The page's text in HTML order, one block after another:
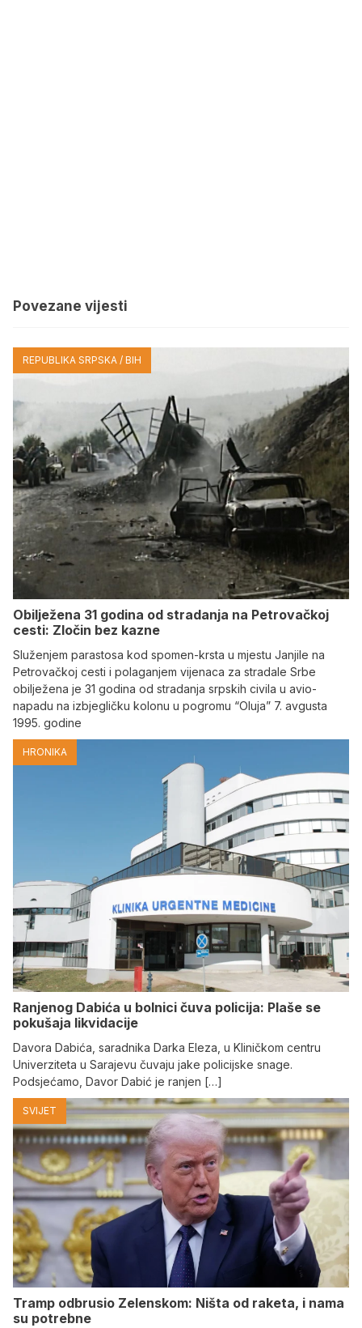
Povezane vijesti
REPUBLIKA SRPSKA / BIH
Obilježena 31 godina od stradanja na Petrovačkoj
cesti: Zločin bez kazne
Služenjem parastosa kod spomen-krsta u mjestu Janjile na
Petrovačkoj cesti i polaganjem vijenaca za stradale Srbe
obilježena je 31 godina od stradanja srpskih civila u avio-
napadu na izbjegličku kolonu u pogromu “Oluja” 7. avgusta
1995. godine
HRONIKA
Ranjenog Dabića u bolnici čuva policija: Plaše se
pokušaja likvidacije
Davora Dabića, saradnika Darka Eleza, u Kliničkom centru
Univerziteta u Sarajevu čuvaju jake policijske snage.
Podsjećamo, Davor Dabić je ranjen […]
SVIJET
Tramp odbrusio Zelenskom: Ništa od raketa, i nama
su potrebne